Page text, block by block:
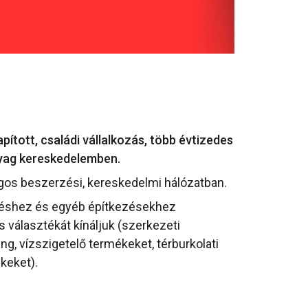
családi vállalkozás, több évtizedes
kereskedelemben.
beszerzési, kereskedelmi hálózatban.
és egyéb építkezésekhez
választékát kínáljuk (szerkezeti
vízszigetelő termékeket, térburkolati